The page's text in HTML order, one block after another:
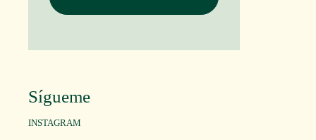
Sígueme
INSTAGRAM